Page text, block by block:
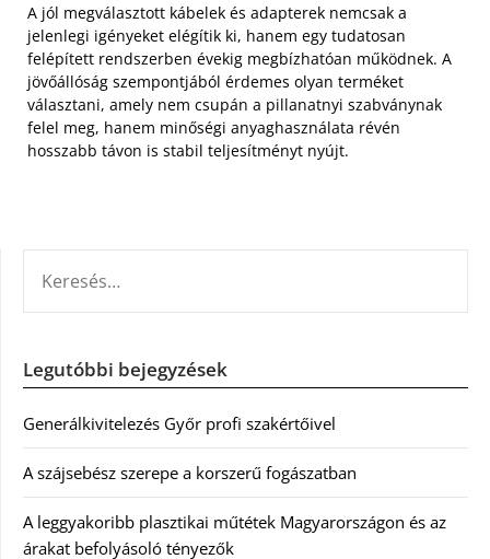
A jól megválasztott kábelek és adapterek nemcsak a
jelenlegi igényeket elégítik ki, hanem egy tudatosan
felépített rendszerben évekig megbízhatóan működnek. A
jövőállóság szempontjából érdemes olyan terméket
választani, amely nem csupán a pillanatnyi szabványnak
felel meg, hanem minőségi anyaghasználata révén
hosszabb távon is stabil teljesítményt nyújt.
Legutóbbi bejegyzések
Generálkivitelezés Győr profi szakértőivel
A szájsebész szerepe a korszerű fogászatban
A leggyakoribb plasztikai műtétek Magyarországon és az
árakat befolyásoló tényezők